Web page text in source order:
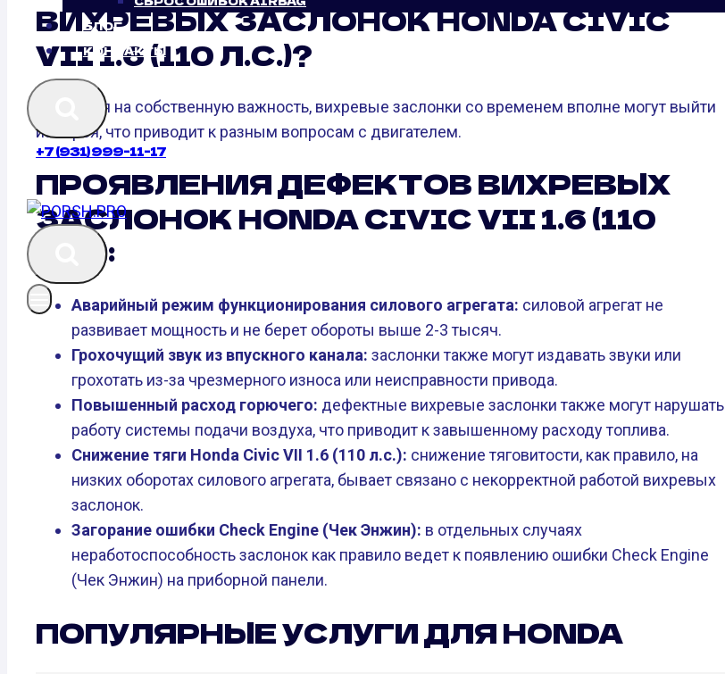
БЛОГ
КОНТАКТЫ
+7 (931) 999-11-17
ВИХРЕВЫХ ЗАСЛОНОК HONDA CIVIC
VII 1.6 (110 Л.С.)?
Несмотря на собственную важность, вихревые заслонки со временем вполне могут выйти
из строя, что приводит к разным вопросам с двигателем.
ПРОЯВЛЕНИЯ ДЕФЕКТОВ ВИХРЕВЫХ
ЗАСЛОНОК HONDA CIVIC VII 1.6 (110
Л.С.):
Аварийный режим функционирования силового агрегата: силовой агрегат не
развивает мощность и не берет обороты выше 2-3 тысяч.
Грохочущий звук из впускного канала: заслонки также могут издавать звуки или
грохотать из-за чрезмерного износа или неисправности привода.
Повышенный расход горючего: дефектные вихревые заслонки также могут нарушать
работу системы подачи воздуха, что приводит к завышенному расходу топлива.
Снижение тяги Honda Civic VII 1.6 (110 л.с.): снижение тяговитости, как правило, на
низких оборотах силового агрегата, бывает связано с некорректной работой вихревых
заслонок.
Загорание ошибки Check Engine (Чек Энжин): в отдельных случаях
неработоспособность заслонок как правило ведет к появлению ошибки Check Engine
(Чек Энжин) на приборной панели.
ПОПУЛЯРНЫЕ УСЛУГИ ДЛЯ HONDA